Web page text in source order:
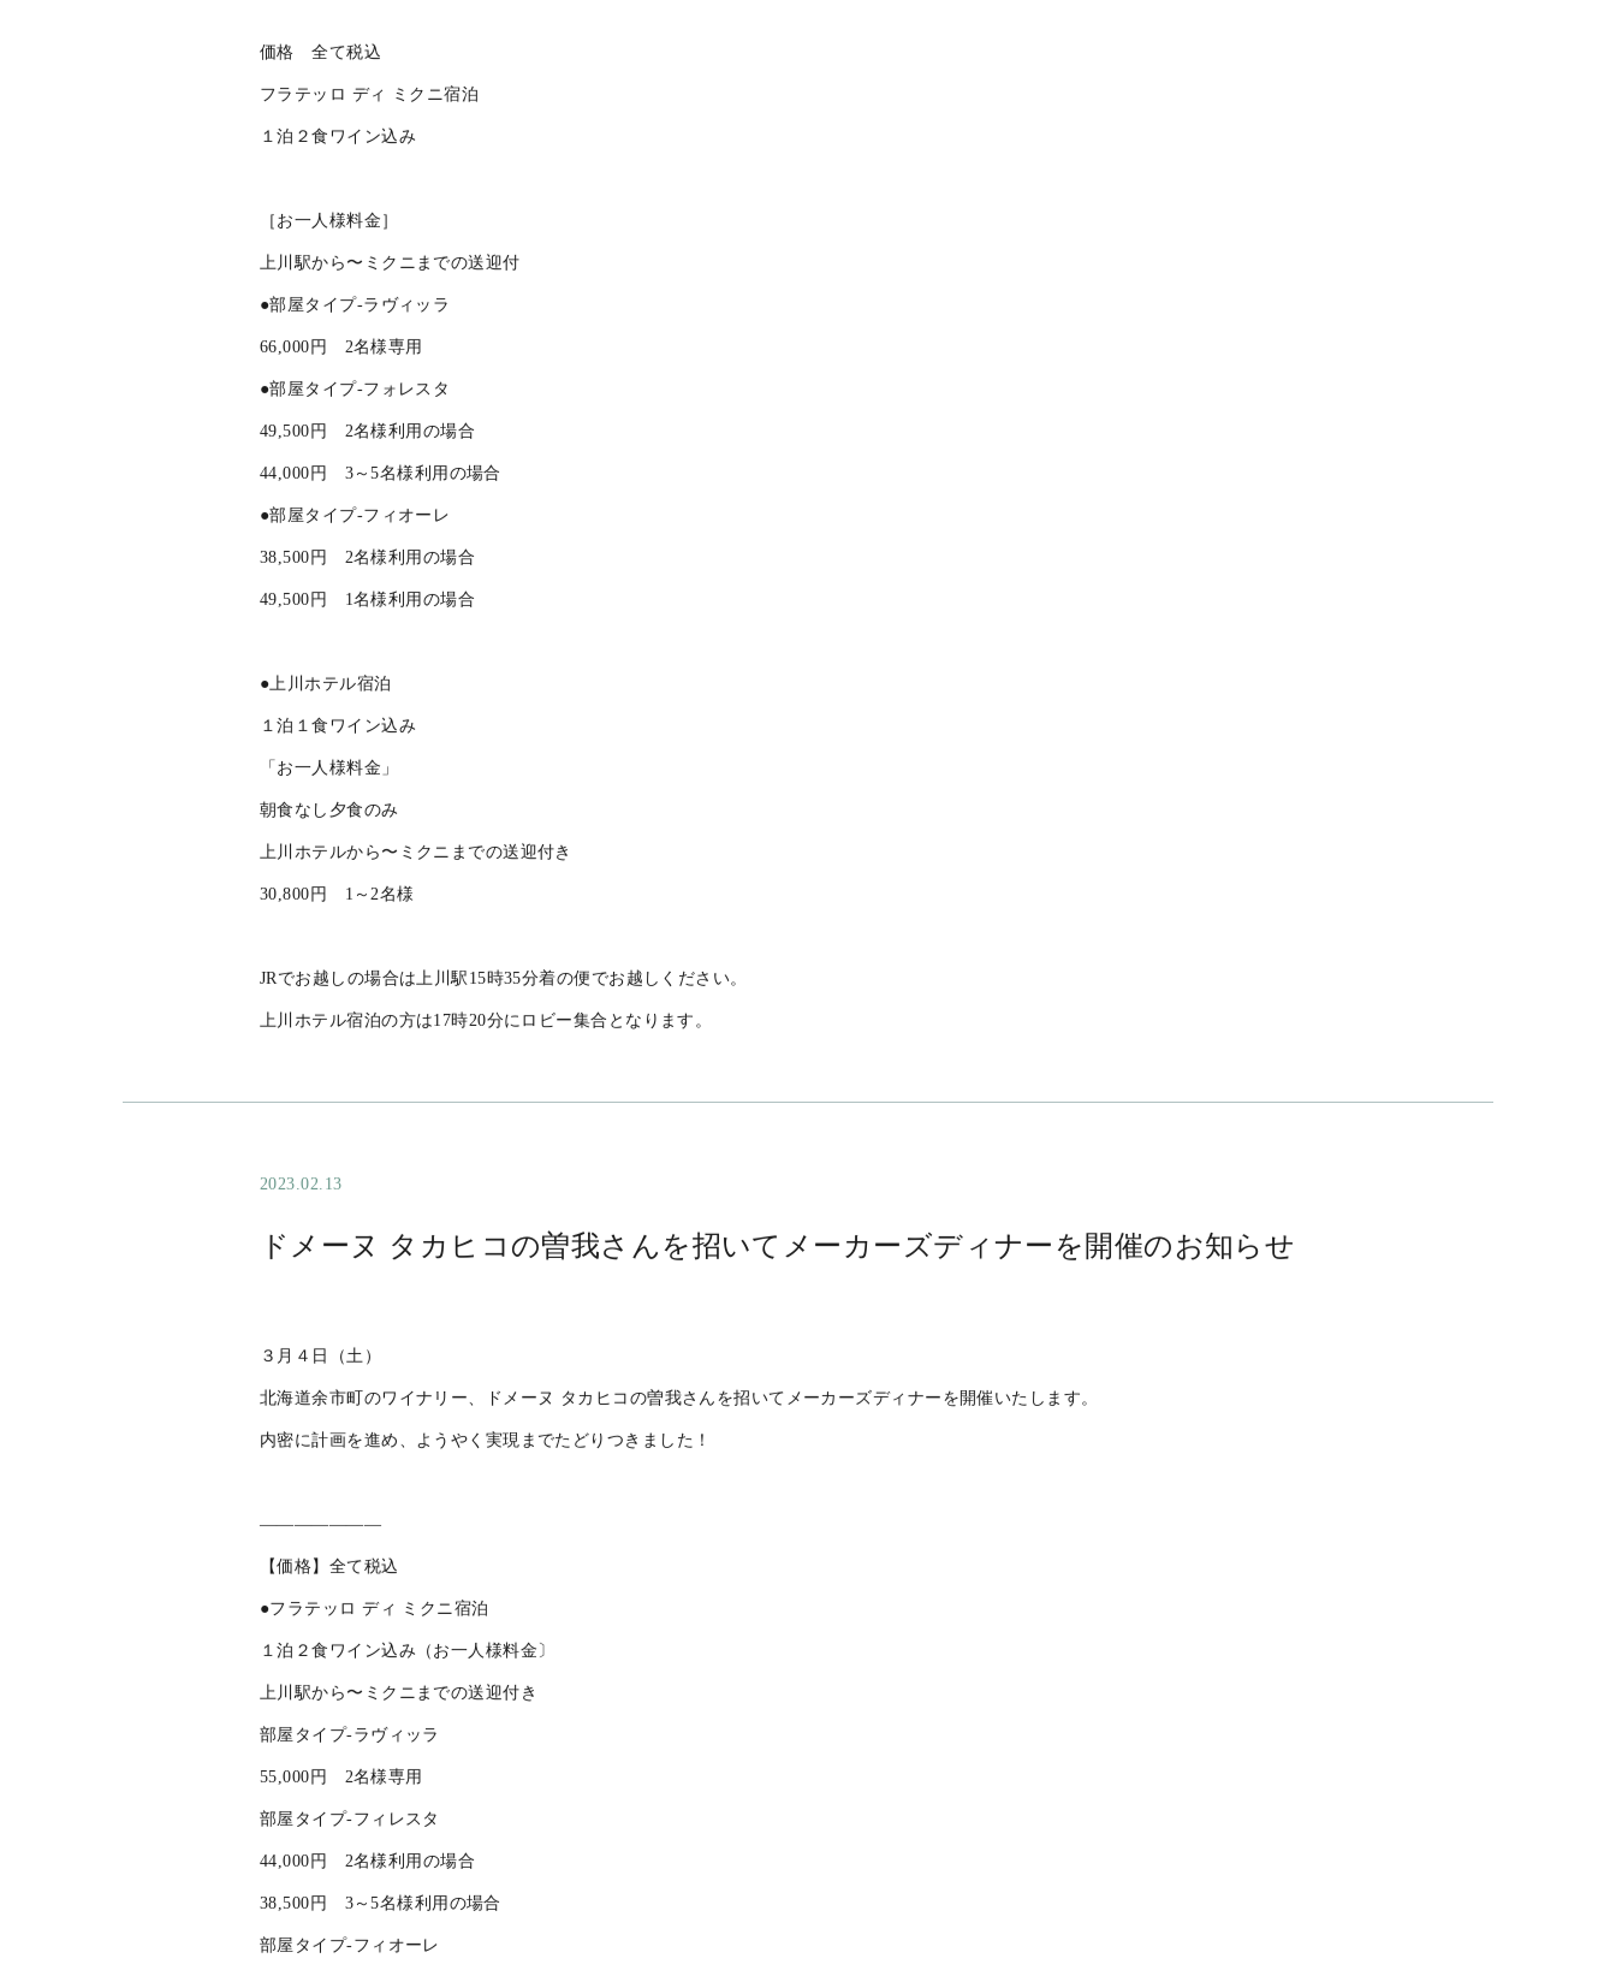
4月15日（土）18時より北海道ワインの先駆者
中澤氏を招き宿泊、送迎付きのメーカーズディナーを開催します
価格 全て税込
フラテッロ ディ ミクニ宿泊
１泊２食ワイン込み
［お一人様料金］
上川駅から〜ミクニまでの送迎付
●部屋タイプ-ラヴィッラ
66,000円 2名様専用
●部屋タイプ-フォレスタ
44,000円 3～5名様利用の場合
●部屋タイプ-フィオーレ
38,500円 2名様利用の場合
49,500円 1名様利用の場合
●上川ホテル宿泊
「お一人様料金」
朝食なし夕食のみ
30,800円 1～2名様
JRでお越しの場合は上川駅15時35分着の便でお越しください。
上川ホテル宿泊の方は17時20分にロビー集合となります。
2023.02.13
ドメーヌ タカヒコの曽我さんを招いてメーカーズディナーを開催のお知らせ
３月４日（土）
北海道余市町のワイナリー、ドメーヌ タカヒコの曽我さんを招いてメーカーズディナーを開催いたします。
内密に計画を進め、ようやく実現までたどりつきました！
———————
【価格】全て税込
●フラテッロ ディ ミクニ宿泊
１泊２食ワイン込み（お一人様料金〕
上川駅から〜ミクニまでの送迎付き
部屋タイプ-ラヴィッラ